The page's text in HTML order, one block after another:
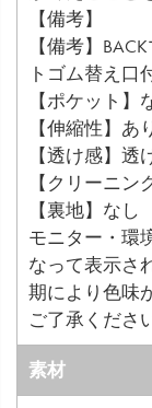
【備考】
【備考】
トゴム替え口
【ポケット】
【伸縮性】あ
【透け感】透
【クリーニ
【裏地】なし
モニター・環
なって表示さ
期により色味
ご了承くださ
素材